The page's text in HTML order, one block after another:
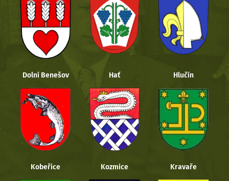
Dolní Benešov Hať Hlučín
Kobeřice Kozmice Kravaře